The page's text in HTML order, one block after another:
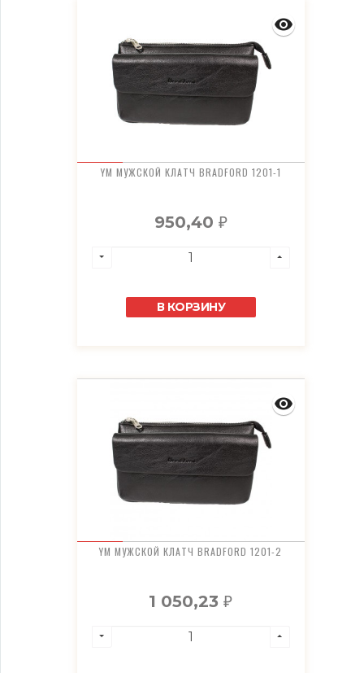
YM МУЖСКОЙ КЛАТЧ BRADFORD 1201-1
950,40 ₽
В КОРЗИНУ
YM МУЖСКОЙ КЛАТЧ BRADFORD 1201-2
1 050,23₽